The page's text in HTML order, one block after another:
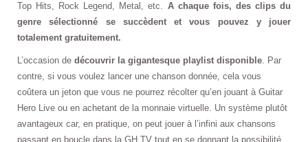
Top Hits, Rock Legend, Metal, etc. A chaque fois, des clips du
genre sélectionné se succèdent et vous pouvez y jouer
totalement gratuitement.
L’occasion de découvrir la gigantesque playlist disponible. Par
contre, si vous voulez lancer une chanson donnée, cela vous
coûtera un jeton que vous ne pourrez récolter qu’en jouant à Guitar
Hero Live ou en achetant de la monnaie virtuelle. Un système plutôt
avantageux car, en pratique, on peut jouer à l’infini aux chansons
passant en boucle dans la GH TV tout en se donnant la possibilité